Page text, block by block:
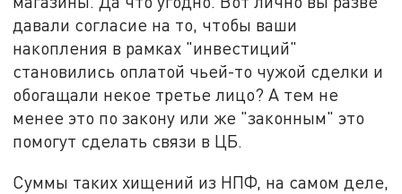
давали согласие на то, чтобы ваши
накопления в рамках "инвестиций"
становились оплатой чьей-то чужой сделки и
обогащали некое третье лицо? А тем не
менее это по закону или же "законным" это
помогут сделать связи в ЦБ.
Суммы таких хищений из НПФ, на самом деле,